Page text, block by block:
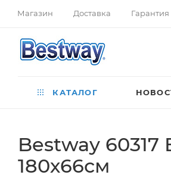
Магазин Доставка Гарантия
КАТАЛОГ
Bestway
180х66см